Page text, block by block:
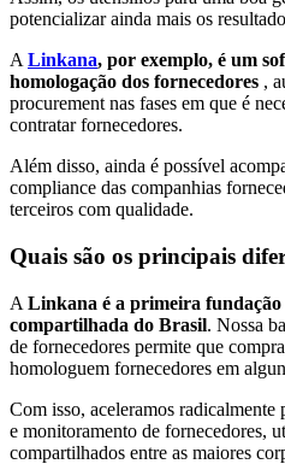
potencializar ainda mais os
A Linkana, por exemplo, é um
homologação dos fornecedores ,
procurement nas fases em que é
contratar fornecedores.
Além disso, ainda é possível
compliance das companhias
terceiros com qualidade.
Quais são os principais
A Linkana é a primeira fundação
compartilhada do Brasil. Nossa
de fornecedores permite que
homologuem fornecedores em
Com isso, aceleramos radicalmente
e monitoramento de fornecedores,
compartilhados entre as maiores